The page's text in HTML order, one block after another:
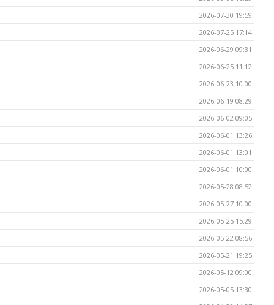
2026-07-30 19:59
2026-07-25 17:14
2026-06-29 09:31
2026-06-25 11:12
2026-06-23 10:00
2026-06-19 08:29
2026-06-02 09:05
2026-06-01 13:26
2026-06-01 13:01
2026-06-01 10:00
2026-05-28 08:52
2026-05-27 10:00
2026-05-25 15:29
2026-05-22 08:56
2026-05-21 19:25
2026-05-12 09:00
2026-05-05 13:30